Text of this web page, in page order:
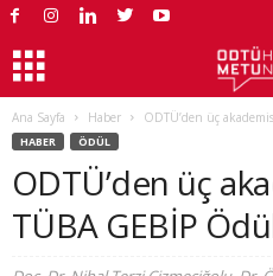
Ana Sayfa Haber ODTÜ’den üç
HABER ÖDÜL
ODTÜ’den üç
TÜBA GEBİP